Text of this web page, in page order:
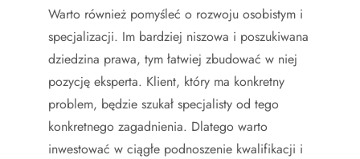
Warto również pomyśleć o rozwoju osobistym i
specjalizacji. Im bardziej niszowa i poszukiwana
dziedzina prawa, tym łatwiej zbudować w niej
pozycję eksperta. Klient, który ma konkretny
problem, będzie szukał specjalisty od tego
konkretnego zagadnienia. Dlatego warto
inwestować w ciągłe podnoszenie kwalifikacji i